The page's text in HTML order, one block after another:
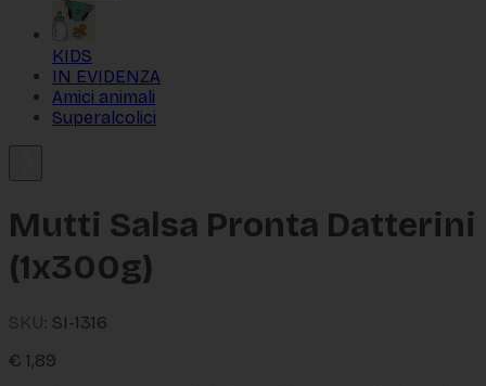
KIDS
IN EVIDENZA
Amici animali
Superalcolici
Mutti Salsa Pronta Datterini
(1x300g)
SKU: SI-1316
€ 1,89